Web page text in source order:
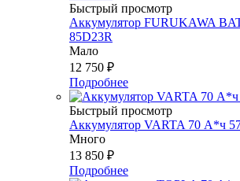
Быстрый просмотр
Аккумулятор FURUKAWA
85D23R
Мало
12 750 ₽
Подробнее
Быстрый просмотр
Аккумулятор VARTA 70 А*ч
Много
13 850 ₽
Подробнее